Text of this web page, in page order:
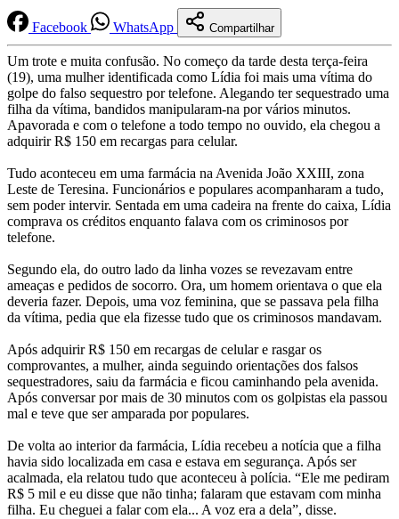
Facebook WhatsApp Compartilhar
Um trote e muita confusão. No começo da tarde desta terça-feira
(19), uma mulher identificada como Lídia foi mais uma vítima do
golpe do falso sequestro por telefone. Alegando ter sequestrado uma
filha da vítima, bandidos manipularam-na por vários minutos.
Apavorada e com o telefone a todo tempo no ouvido, ela chegou a
adquirir R$ 150 em recargas para celular.
Tudo aconteceu em uma farmácia na Avenida João XXIII, zona
Leste de Teresina. Funcionários e populares acompanharam a tudo,
sem poder intervir. Sentada em uma cadeira na frente do caixa, Lídia
comprava os créditos enquanto falava com os criminosos por
telefone.
Segundo ela, do outro lado da linha vozes se revezavam entre
ameaças e pedidos de socorro. Ora, um homem orientava o que ela
deveria fazer. Depois, uma voz feminina, que se passava pela filha
da vítima, pedia que ela fizesse tudo que os criminosos mandavam.
Após adquirir R$ 150 em recargas de celular e rasgar os
comprovantes, a mulher, ainda seguindo orientações dos falsos
sequestradores, saiu da farmácia e ficou caminhando pela avenida.
Após conversar por mais de 30 minutos com os golpistas ela passou
mal e teve que ser amparada por populares.
De volta ao interior da farmácia, Lídia recebeu a notícia que a filha
havia sido localizada em casa e estava em segurança. Após ser
acalmada, ela relatou tudo que aconteceu à polícia. “Ele me pediram
R$ 5 mil e eu disse que não tinha; falaram que estavam com minha
filha. Eu cheguei a falar com ela... A voz era a dela”, disse.